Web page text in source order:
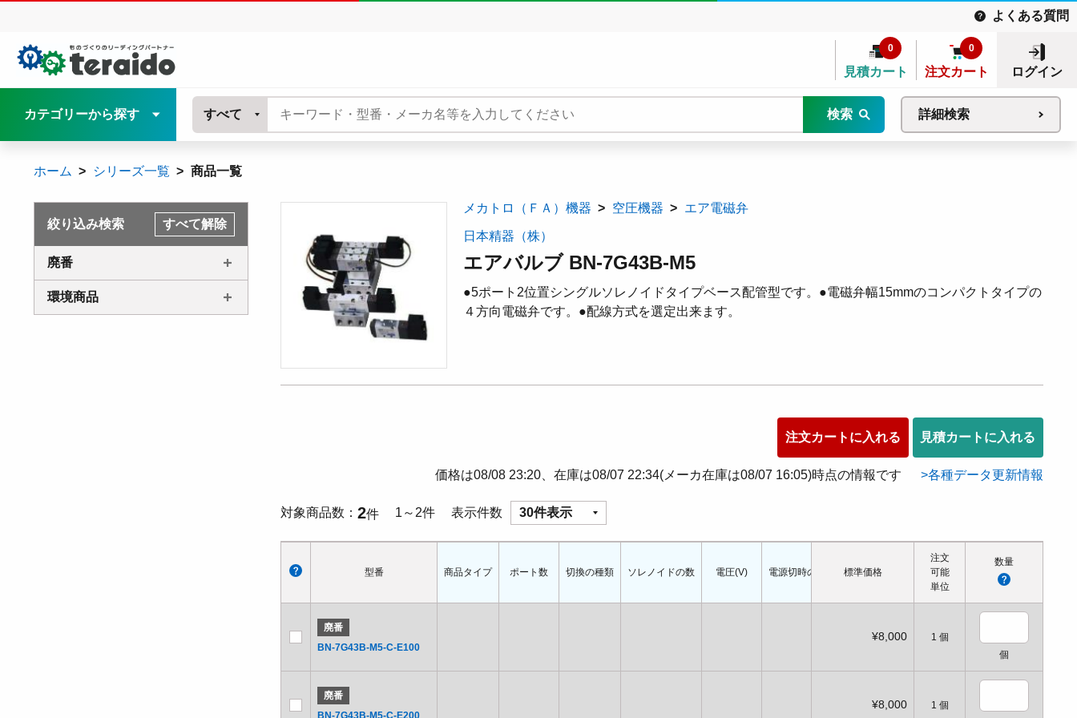
よくある質問
見積カート
0
注文カート
0
ログイン
カテゴリーから探す すべて 検索 詳細検索
ホーム シリーズ一覧 商品一覧
絞り込み検索 すべて解除
廃番
環境商品
メカトロ（ＦＡ）機器 空圧機器 エア電磁弁
日本精器（株）
エアバルブ BN-7G43B-M5
●5ポート2位置シングルソレノイドタイプベース配管型です。●電磁弁幅15mmのコンパクトタイプの
４方向電磁弁です。●配線方式を選定出来ます。
注文カートに入れる 見積カートに入れる
価格は08/08 23:20、在庫は08/07 22:34(メーカ在庫は08/07 16:05)時点の情報です 各種データ更新情報
対象商品数 2件 1～2件 表示件数 30件表示
型番
廃番
BN-7G43B-M5-C-E100
廃番
BN-7G43B-M5-C-E200
商品タイプ ポート数 切換の種類 ソレノイドの数 電圧(V) 電源切時の状態 配管口の種類 配管ねじの呼び 適応シリンダ径
標準価格
注文
可能
単位
数量
¥8,000 1 個
個
¥8,000 1 個